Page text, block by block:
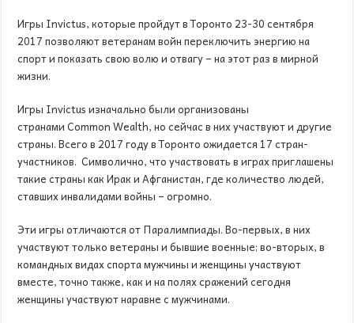
Игры Invictus, которые пройдут в Торонто 23-30 сентября
2017 позволяют ветеранам войн переключить энергию на
спорт и показать свою волю и отвагу – на этот раз в мирной
жизни.
Игры Invictus изначально были организованы
странами Common Wealth, но сейчас в них участвуют и другие
страны. Всего в 2017 году в Торонто ожидается 17 стран-
участников. Символично, что участвовать в играх приглашены
такие страны как Ирак и Афганистан, где количество людей,
ставших инвалидами войны – огромно.
Эти игры отличаются от Паралимпиады. Во-первых, в них
участвуют только ветераны и бывшие военные; во-вторых, в
командных видах спорта мужчины и женщины участвуют
вместе, точно также, как и на полях сражений сегодня
женщины участвуют наравне с мужчинами.